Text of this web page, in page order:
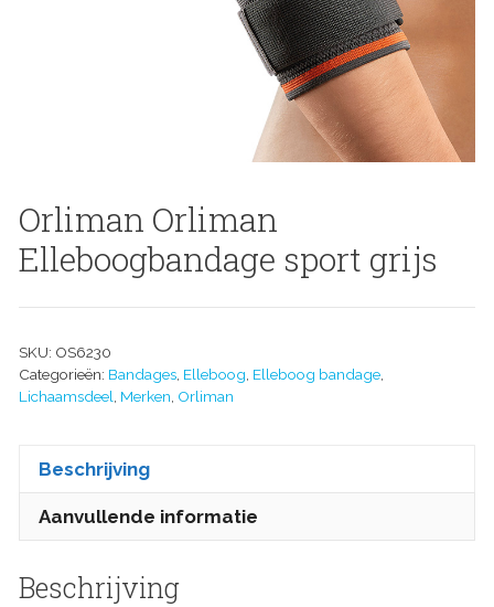
Orliman Orliman
Elleboogbandage sport grijs
SKU: OS6230
Categorieën: Bandages Elleboog Elleboog bandage
Lichaamsdeel Merken Orliman
Beschrijving
Aanvullende informatie
Beschrijving